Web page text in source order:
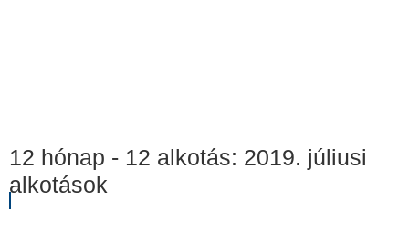
12 hónap - 12 alkotás: 2019. júliusi
alkotások